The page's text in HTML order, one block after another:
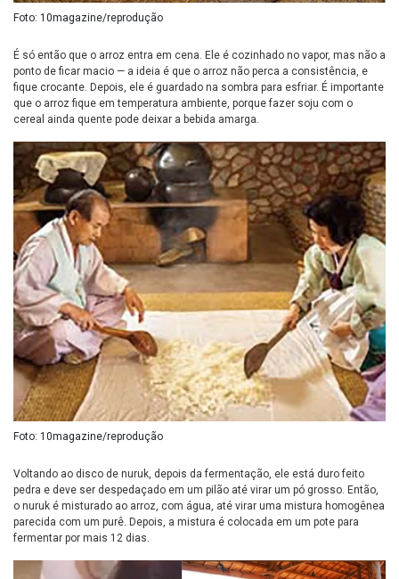
Foto: 10magazine/reprodução
É só então que o arroz entra em cena. Ele é cozinhado no vapor, mas não a
ponto de ficar macio — a ideia é que o arroz não perca a consistência, e
fique crocante. Depois, ele é guardado na sombra para esfriar. É importante
que o arroz fique em temperatura ambiente, porque fazer soju com o
cereal ainda quente pode deixar a bebida amarga.
Foto: 10magazine/reprodução
Voltando ao disco de nuruk, depois da fermentação, ele está duro feito
pedra e deve ser despedaçado em um pilão até virar um pó grosso. Então,
o nuruk é misturado ao arroz, com água, até virar uma mistura homogênea
parecida com um purê. Depois, a mistura é colocada em um pote para
fermentar por mais 12 dias.